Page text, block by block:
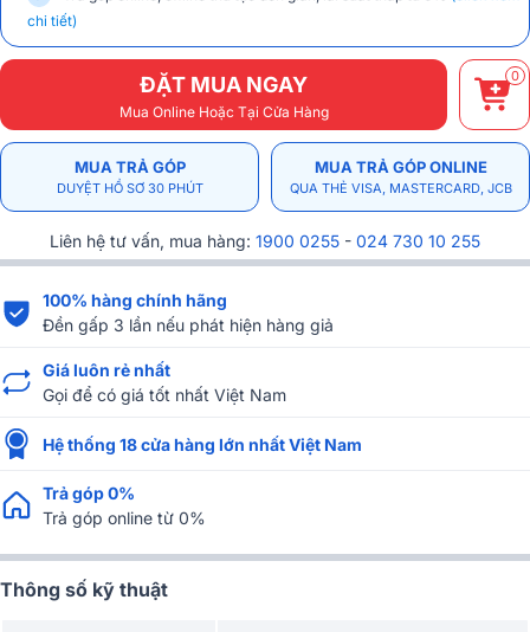
chi tiết)
ĐẶT MUA NGAY
Mua Online Hoặc Tại Cửa Hàng
0
MUA TRẢ GÓP
DUYỆT HỒ SƠ 30 PHÚT
MUA TRẢ GÓP ONLINE
QUA THẺ VISA, MASTERCARD, JCB
Liên hệ tư vấn, mua hàng: 1900 0255 - 024 730 10 255
100% hàng chính hãng
Đền gấp 3 lần nếu phát hiện hàng giả
Giá luôn rẻ nhất
Gọi để có giá tốt nhất Việt Nam
Hệ thống 18 cửa hàng lớn nhất Việt Nam
Trả góp 0%
Trả góp online từ 0%
Thông số kỹ thuật